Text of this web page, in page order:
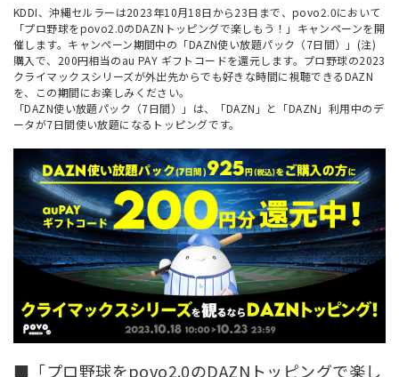
KDDI、沖縄セルラーは2023年10月18日から23日まで、povo2.0において
「プロ野球をpovo2.0のDAZNトッピングで楽しもう！」キャンペーンを開
催します。キャンペーン期間中の「DAZN使い放題パック（7日間）」(注)
購入で、200円相当のau PAY ギフトコードを還元します。プロ野球の2023
クライマックスシリーズが外出先からでも好きな時間に視聴できるDAZN
を、この期間にお楽しみください。
「DAZN使い放題パック（7日間）」は、「DAZN」と「DAZN」利用中のデ
ータが7日間使い放題になるトッピングです。
■「プロ野球をpovo2.0のDAZNトッピングで楽し